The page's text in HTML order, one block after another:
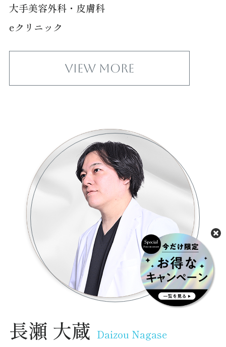
大手美容外科・皮膚科
eクリニック
View More
長瀬 大蔵 Daizou Nagase